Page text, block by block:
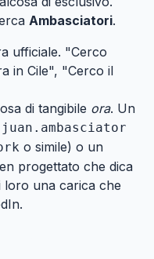
Ambasciatori.
ufficiale. "Cerco
in Cile", "Cerco il
di tangibile ora. Un
juan.ambasciator
o simile) o un
progettato che dica
loro una carica che